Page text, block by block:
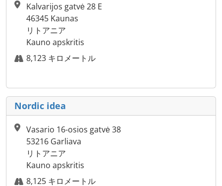
Kalvarijos gatvė 28 E
46345 Kaunas
リトアニア
Kauno apskritis
8,123 キロメートル
Nordic idea
Vasario 16-osios gatvė 38
53216 Garliava
リトアニア
Kauno apskritis
8,125 キロメートル